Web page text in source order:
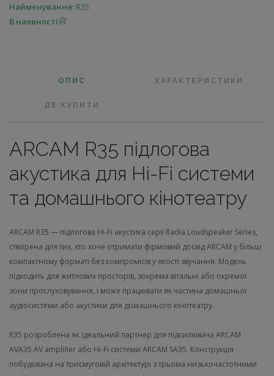
Найменування: R35
В наявності
ОПИС ХАРАКТЕРИСТИКИ
ДЕ КУПИТИ
ARCAM R35 підлогова
акустика для Hi-Fi системи
та домашнього кінотеатру
ARCAM R35 — підлогова Hi-Fi акустика серії Radia Loudspeaker Series,
створена для тих, хто хоче отримати фірмовий досвід ARCAM у більш
компактному форматі без компромісів у якості звучання. Модель
підходить для житлових просторів, зокрема вітальні або окремої
зони прослуховування, і може працювати як частина домашньої
аудіосистеми або акустики для домашнього кінотеатру.
R35 розроблена як ідеальний партнер для підсилювача ARCAM
AVA35 AV amplifier або Hi-Fi системи ARCAM SA35. Конструкція
побудована на трисмуговій архітектурі з трьома низькочастотними